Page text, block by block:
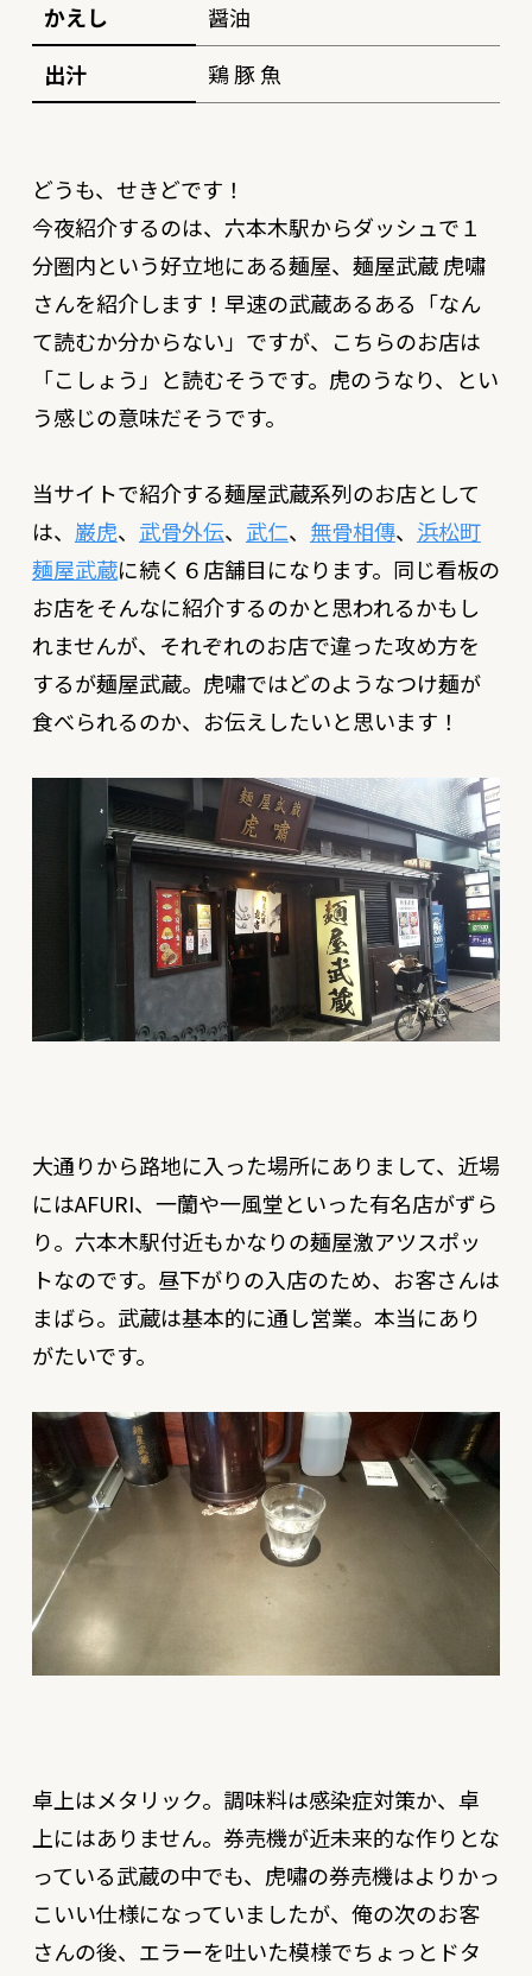
かえし
醤油
出汁
鶏 豚 魚
どうも、せきどです！
今夜紹介するのは、六本木駅からダッシュで１
分圏内という好立地にある麺屋、麺屋武蔵 虎嘯
さんを紹介します！早速の武蔵あるある「なん
て読むか分からない」ですが、こちらのお店は
「こしょう」と読むそうです。虎のうなり、とい
う感じの意味だそうです。
当サイトで紹介する麺屋武蔵系列のお店として
は、 巌虎、 武骨外伝、 武仁、 無骨相傳、 浜松町
麺屋武蔵に続く６店舗目になります。同じ看板の
お店をそんなに紹介するのかと思われるかもし
れませんが、それぞれのお店で違った攻め方を
するが麺屋武蔵。虎嘯ではどのようなつけ麺が
食べられるのか、お伝えしたいと思います！
大通りから路地に入った場所にありまして、近場
にはAFURI、一蘭や一風堂といった有名店がずら
り。六本木駅付近もかなりの麺屋激アツスポッ
トなのです。昼下がりの入店のため、お客さんは
まばら。武蔵は基本的に通し営業。本当にあり
がたいです。
卓上はメタリック。調味料は感染症対策か、卓
上にはありません。券売機が近未来的な作りとな
っている武蔵の中でも、虎嘯の券売機はよりかっ
こいい仕様になっていましたが、俺の次のお客
さんの後、エラーを吐いた模様でちょっとドタ